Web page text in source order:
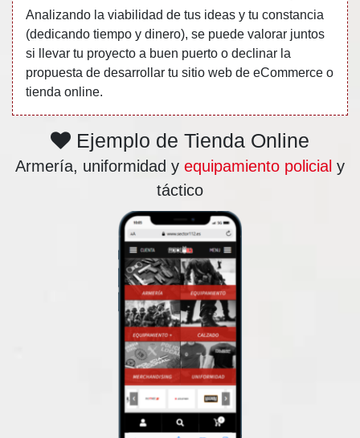
Analizando la viabilidad de tus ideas y tu constancia
(dedicando tiempo y dinero), se puede valorar juntos
si llevar tu proyecto a buen puerto o declinar la
propuesta de desarrollar tu sitio web de eCommerce o
tienda online.
Ejemplo de Tienda Online
Armería, uniformidad y equipamiento policial y
táctico